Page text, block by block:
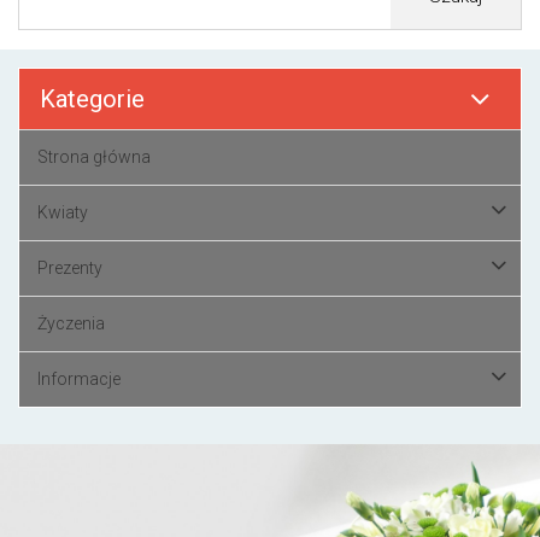
Kategorie
Strona główna
Kwiaty
Prezenty
Życzenia
Informacje